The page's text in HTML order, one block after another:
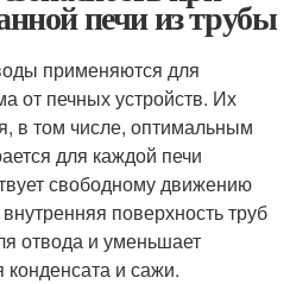
печи из трубы
применяются для
от печных устройств. Их
в том числе, оптимальным
для каждой печи
свободному движению
поверхность труб
отвода и уменьшает
и сажи.